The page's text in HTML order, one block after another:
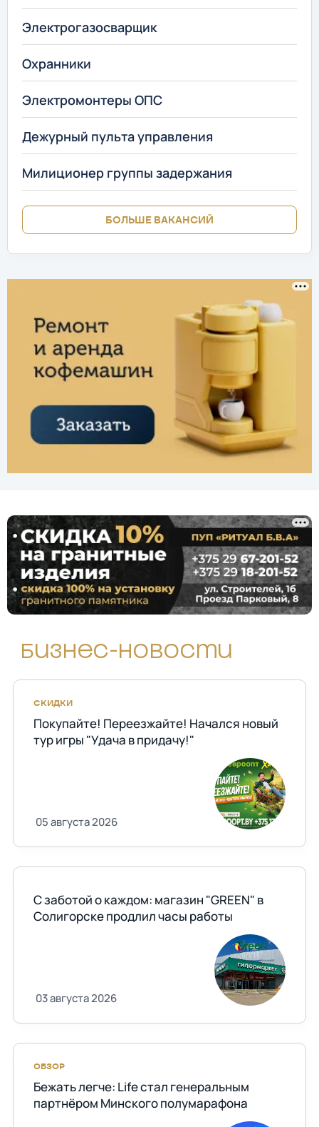
Электрогазосварщик
Охранники
Электромонтеры ОПС
Дежурный пульта управления
Милиционер группы задержания
БОЛЬШЕ ВАКАНСИЙ
Бизнес-новости
СКИДКИ
Покупайте! Переезжайте! Начался новый
тур игры "Удача в придачу!"
05 августа 2026
С заботой о каждом: магазин "GREEN" в
Солигорске продлил часы работы
03 августа 2026
ОБЗОР
Бежать легче: Life стал генеральным
партнёром Минского полумарафона